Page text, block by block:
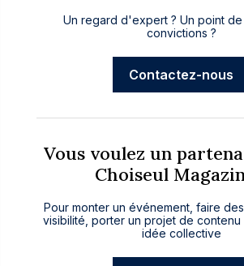
Un regard d'expert ? Un point de
convictions ?
Contactez-nous
Vous voulez un
Choiseul
Pour monter un événement, faire
visibilité, porter un projet de contenu
idée collective